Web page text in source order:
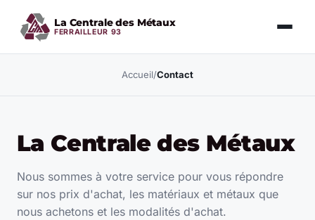
La Centrale des Métaux
FERRAILLEUR 93
Accueil/Contact
La Centrale des Métaux
Nous sommes à votre service pour vous répondre
sur nos prix d'achat, les matériaux et métaux que
nous achetons et les modalités d'achat.